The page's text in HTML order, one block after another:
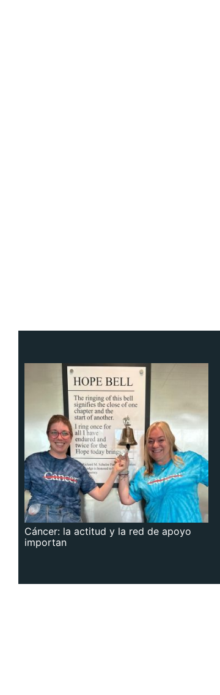
Cáncer: la actitud y la red de apoyo
importan